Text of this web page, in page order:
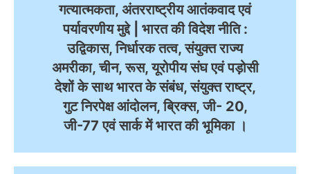
गत्यात्मकता, अंतरराष्ट्रीय आतंकवाद एवं
पर्यावरणीय मुद्दे | भारत की विदेश नीति :
उद्विकास, निर्धारक तत्व, संयुक्त राज्य
अमरीका, चीन, रूस, यूरोपीय संघ एवं पड़ोसी
देशों के साथ भारत के संबंध, संयुक्त राष्ट्र,
गुट निरपेक्ष आंदोलन, ब्रिक्स, जी- 20,
जी-77 एवं सार्क में भारत की भूमिका ।